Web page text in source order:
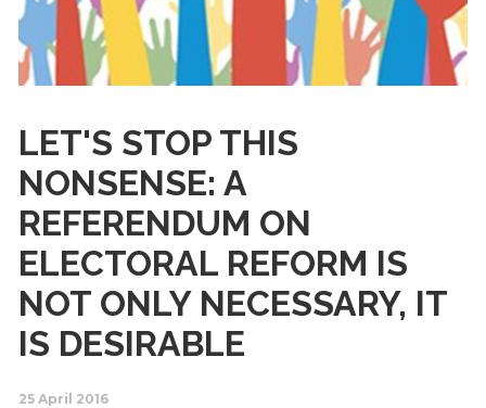
LET'S STOP THIS
NONSENSE: A
REFERENDUM ON
ELECTORAL REFORM IS
NOT ONLY NECESSARY, IT
IS DESIRABLE
25 April 2016